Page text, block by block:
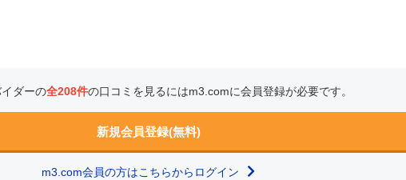
ダーの全208件の口コミを見るにはm3.comに会員登録が必要です。
新規会員登録(無料)
m3.com会員の方はこちらからログイン